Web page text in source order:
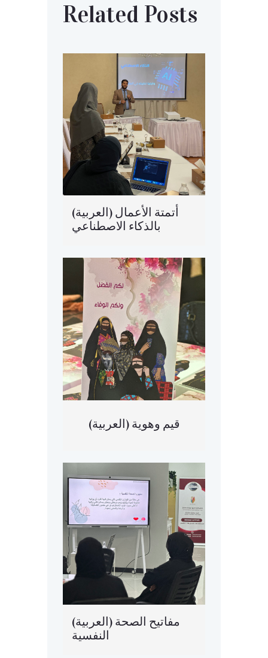
Related Posts
(العربية) أتمتة الأعمال
بالذكاء الاصطناعي
(العربية) قيم وهوية
(العربية) مفاتيح الصحة
النفسية